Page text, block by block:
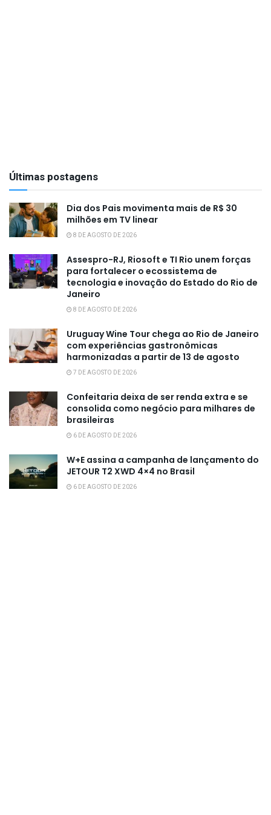
Últimas postagens
Dia dos Pais movimenta mais de R$ 30
milhões em TV linear
8 DE AGOSTO DE 2026
Assespro-RJ, Riosoft e TI Rio unem forças
para fortalecer o ecossistema de
tecnologia e inovação do Estado do Rio de
Janeiro
8 DE AGOSTO DE 2026
Uruguay Wine Tour chega ao Rio de Janeiro
com experiências gastronômicas
harmonizadas a partir de 13 de agosto
7 DE AGOSTO DE 2026
Confeitaria deixa de ser renda extra e se
consolida como negócio para milhares de
brasileiras
6 DE AGOSTO DE 2026
W+E assina a campanha de lançamento do
JETOUR T2 XWD 4×4 no Brasil
6 DE AGOSTO DE 2026